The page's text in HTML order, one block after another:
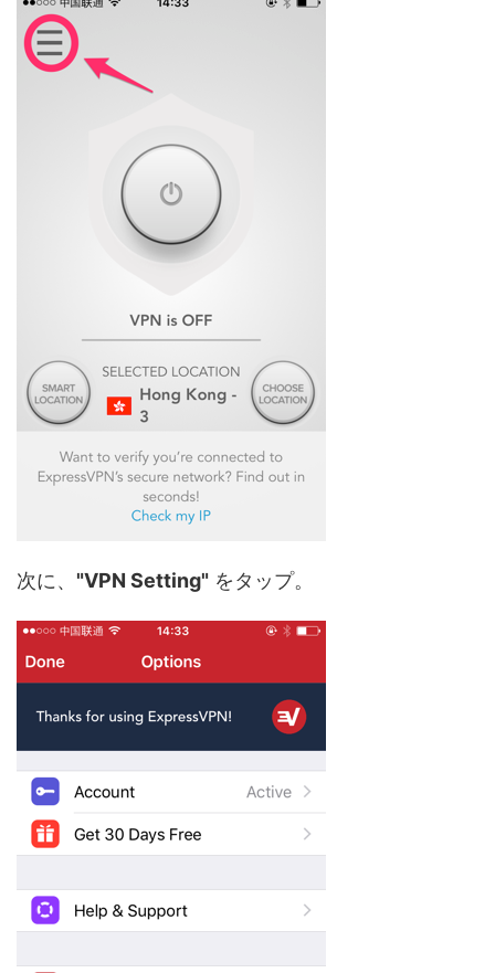
次に、 "VPN Setting" をタップ。